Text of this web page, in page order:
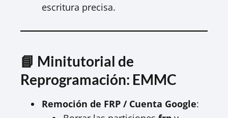
escritura precisa.
📘 Minitutorial de
Reprogramación: EMMC
Remoción de FRP / Cuenta Google: